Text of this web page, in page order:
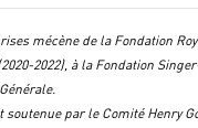
mécène de la Fondation
2022), à la Fondation
par le Comité Henry